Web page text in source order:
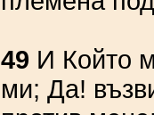
49 И Който
ми; Да!